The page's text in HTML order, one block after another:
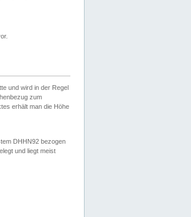
und wird in der Regel
zum
erhält man die Höhe
DHHN92 bezogen
und liegt meist